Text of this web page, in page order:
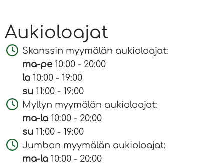
Aukioloajat
Skanssin myymälän aukioloajat:
ma-pe 10:00 - 20:00
la 10:00 - 19:00
su 11:00 - 19:00
Myllyn myymälän aukioloajat:
ma-la 10:00 - 20:00
su 11:00 - 19:00
Jumbon myymälän aukioloajat:
ma-la 10:00 - 20:00